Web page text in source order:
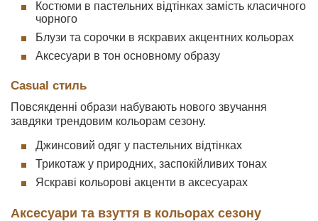
Костюми в пастельних відтінках замість класичного
чорного
Блузи та сорочки в яскравих акцентних кольорах
Аксесуари в тон основному образу
Casual стиль
Повсякденні образи набувають нового звучання
завдяки трендовим кольорам сезону.
Джинсовий одяг у пастельних відтінках
Трикотаж у природних, заспокійливих тонах
Яскраві кольорові акценти в аксесуарах
Аксесуари та взуття в кольорах сезону